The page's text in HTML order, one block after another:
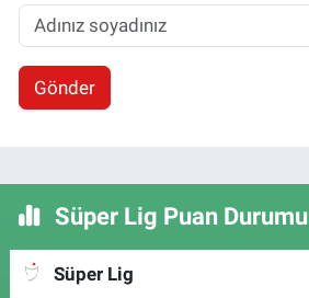
Gönder
Süper Lig Puan Durumu
Süper Lig